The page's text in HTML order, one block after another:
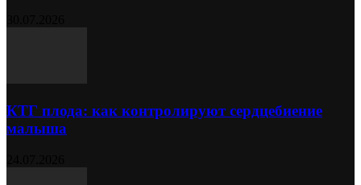
КТГ плода: как контролируют сердцебиение
малыша